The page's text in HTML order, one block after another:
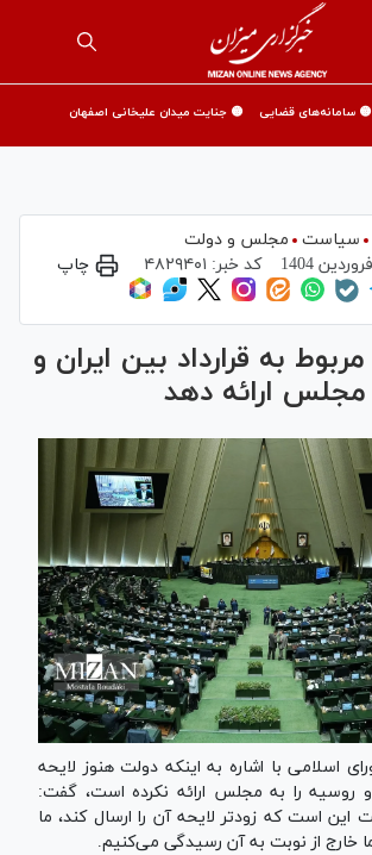
🟡 سامانه‌های قضایی 🟡 جنایت میدان علیخانی اصفهان
سیاست
مجلس و دولت
کد خبر: ۴۸۲۹۴۰۱ چاپ
به قرارداد بین ایران و
مجلس ارائه دهد
اسلامی با اشاره به اینکه دولت هنوز لایحه
و روسیه را به مجلس ارائه نکرده است، گفت:
این است که زودتر لایحه آن را ارسال کند، ما
از نوبت به آن رسیدگی می‌کنیم.